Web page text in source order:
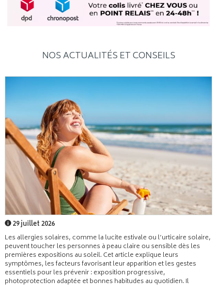
NOS ACTUALITÉS ET CONSEILS
29 juillet 2026
Les allergies solaires, comme la lucite estivale ou l’urticaire solaire,
peuvent toucher les personnes à peau claire ou sensible dès les
premières expositions au soleil. Cet article explique leurs
symptômes, les facteurs favorisant leur apparition et les gestes
essentiels pour les prévenir : exposition progressive,
photoprotection adaptée et bonnes habitudes au quotidien. Il